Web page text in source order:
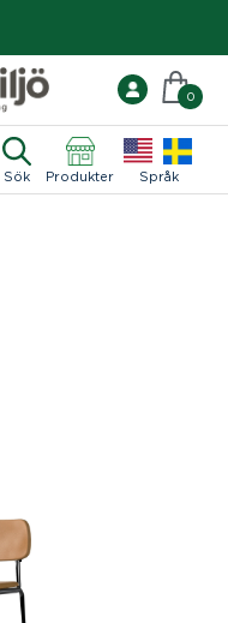
Sök Produkter Språk
0